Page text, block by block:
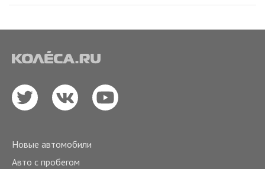
Новые автомобили
Авто с пробегом